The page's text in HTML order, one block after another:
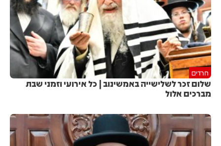
חרדים
שלום זכר לשלישייה באמשינוב | כל אירועי וזמני שבת
מברכים אלול